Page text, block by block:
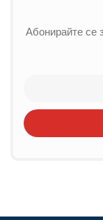
Абонирайте се